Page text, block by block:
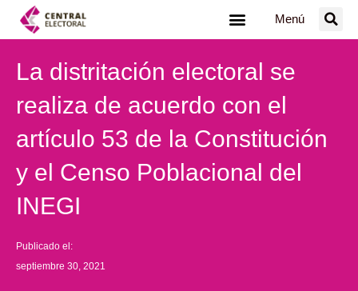
Menú
La distritación electoral se
realiza de acuerdo con el
artículo 53 de la Constitución
y el Censo Poblacional del
INEGI
Publicado el:
septiembre 30, 2021